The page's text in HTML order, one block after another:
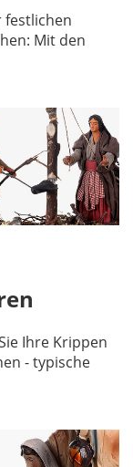
festlichen
Mit den
Ihre Krippen
- typische